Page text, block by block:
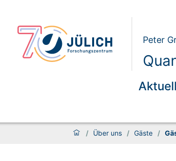
Peter
/ Über uns / Gäste /